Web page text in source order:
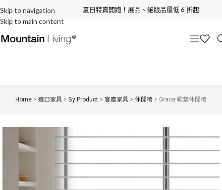
Skip to navigation
Skip to main content
夏日特賣開跑！展品、絕版品最低 6 折起
Home> 進口家具> By Product> 客廳家具> 休閒椅> Grace 軟墊休閒椅